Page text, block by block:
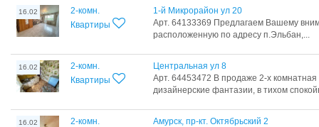
16.02
2-комн.
Квартиры
1-й Микрорайон ул 20
Арт. 64133369 Предлагаем Вашему
расположенную по адресу п.Эльбан,...
16.02
2-комн.
Квартиры
Центральная ул 8
Арт. 64453472 В продаже 2-х
дизайнерские фантазии, в тихом
16.02
2-комн.
Амурск, пр-кт. Октябрьский 2